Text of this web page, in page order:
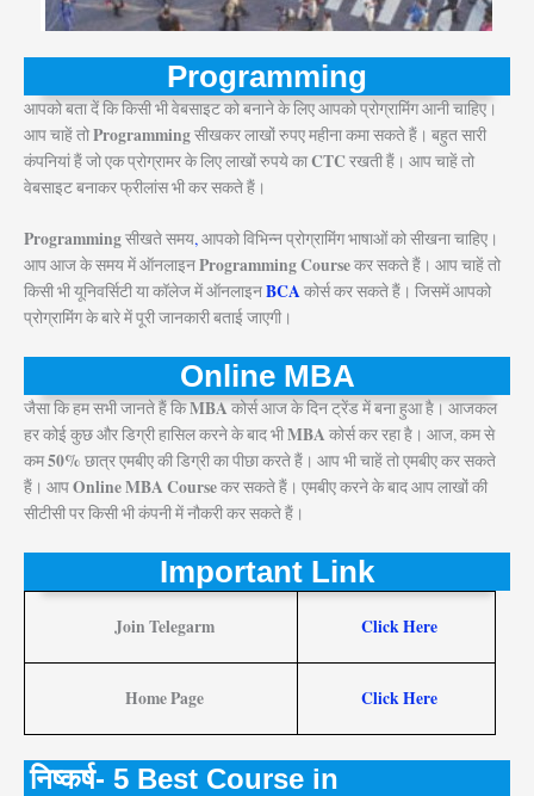
Programming
आपको बता दें कि किसी भी वेबसाइट को बनाने के लिए आपको प्रोग्रामिंग आनी चाहिए।
आप चाहें तोProgrammingसीखकर लाखों रुपए महीना कमा सकते हैं। बहुत सारी
कंपनियां हैं जो एक प्रोग्रामर के लिए लाखों रुपये काCTC रखती हैं। आप चाहें तो
वेबसाइट बनाकर फ्रीलांस भी कर सकते हैं।
Programmingसीखते समय,आपको विभिन्न प्रोग्रामिंग भाषाओं को सीखना चाहिए।
आप आज के समय में ऑनलाइनProgramming Courseकर सकते हैं। आप चाहें तो
किसी भी यूनिवर्सिटी या कॉलेज में ऑनलाइनBCAकोर्स कर सकते हैं। जिसमें आपको
प्रोग्रामिंग के बारे में पूरी जानकारी बताई जाएगी।
Online MBA
जैसा कि हम सभी जानते हैं किMBA कोर्स आज के दिन ट्रेंड में बना हुआ है। आजकल
हर कोई कुछ और डिग्री हासिल करने के बाद भीMBA कोर्स कर रहा है। आज, कम से
कम50% छात्र एमबीए की डिग्री का पीछा करते हैं। आप भी चाहें तो एमबीए कर सकते
हैं। आपOnline MBA Courseकर सकते हैं। एमबीए करने के बाद आप लाखों की
सीटीसी पर किसी भी कंपनी में नौकरी कर सकते हैं।
Important Link
Join Telegarm Click Here
Home Page Click Here
निष्कर्ष- 5 Best Course in